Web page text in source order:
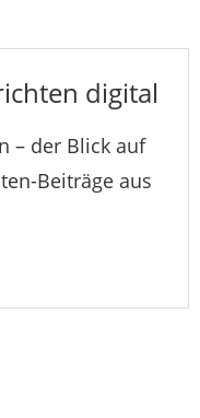
digital
– der Blick auf
Beiträge aus